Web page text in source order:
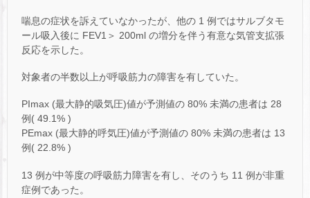
喘息の症状を訴えていなかったが、他の 1 例ではサルブタモ
ール吸入後に FEV1＞ 200ml の増分を伴う有意な気管支拡張
反応を示した。
対象者の半数以上が呼吸筋力の障害を有していた。
PImax (最大静的吸気圧)値が予測値の 80% 未満の患者は 28
例( 49.1% )
PEmax (最大静的呼気圧)値が予測値の 80% 未満の患者は 13
例( 22.8% )
13 例が中等度の呼吸筋力障害を有し、そのうち 11 例が非重
症例であった。